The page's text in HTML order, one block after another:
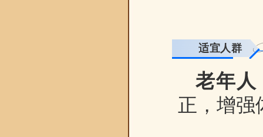
适宜人群
老年人
正，增强